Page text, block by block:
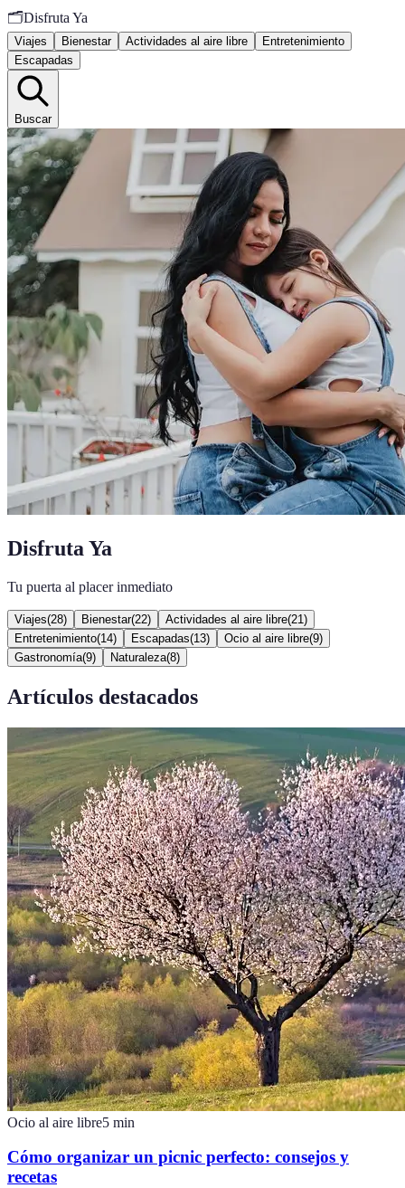
🗂️Disfruta Ya
Viajes Bienestar Actividades al aire libre
Entretenimiento
Escapadas
Buscar
Disfruta Ya
Tu puerta al placer inmediato
Viajes(28) Bienestar(22) Actividades al aire libre(21 )
Entretenimiento(14) Escapadas(13) Ocio al aire libre(9)
Gastronomía(9) Naturaleza(8)
Artículos destacados
Ocio al aire libre5 min
Cómo organizar un picnic perfecto: consejos y
recetas